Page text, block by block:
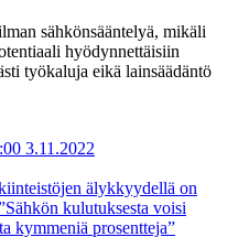
sähkönsääntelyä, mikäli
hyödynnettäisiin
työkaluja eikä lainsäädäntö
3.11.2022
älykkyydellä on
kulutuksesta voisi
kymmeniä prosentteja”